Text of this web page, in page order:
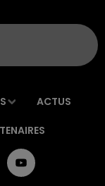
ACTUS